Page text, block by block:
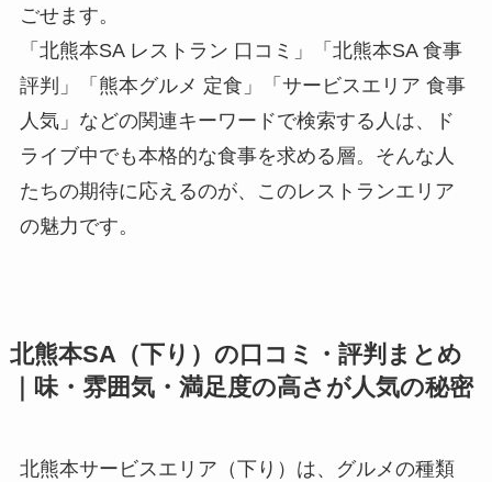
ごせます。
「北熊本SA レストラン 口コミ」「北熊本SA 食事
評判」「熊本グルメ 定食」「サービスエリア 食事
人気」などの関連キーワードで検索する人は、ド
ライブ中でも本格的な食事を求める層。そんな人
たちの期待に応えるのが、このレストランエリア
の魅力です。
北熊本SA（下り）の口コミ・評判まとめ
｜味・雰囲気・満足度の高さが人気の秘密
北熊本サービスエリア（下り）は、グルメの種類